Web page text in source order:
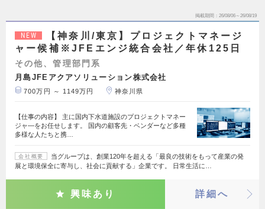
掲載期間 26/08/06～26/08/19
NEW
【神奈川/東京】プロジェクトマネージ
ャー候補※JFEエンジ統合会社／年休125日
その他、管理部門系
月島JFEアクアソリューション株式会社
700万円 ～ 1149万円 神奈川県
【仕事の内容】 主に国内下水道施設のプロジェクトマネー
ジャ―をお任せします。 国内の顧客先・ベンダーなど多種
多様な人たちと携…
会社概要
当グループは、創業120年を超える「最良の技術をもって産業の発
展と環境保全に寄与し、社会に貢献する」企業です。 日常生活に…
興味あり 詳細へ